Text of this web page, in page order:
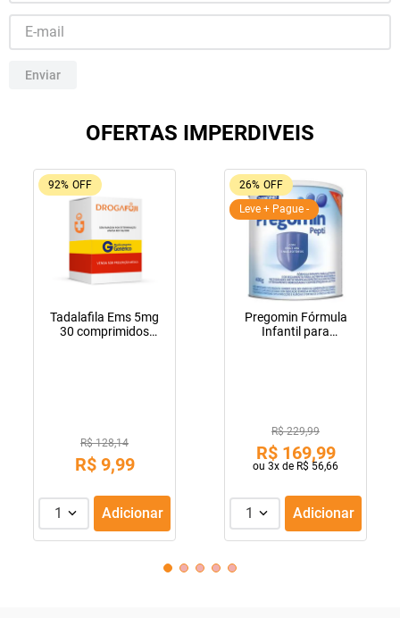
Enviar
OFERTAS IMPERDIVEIS
92% OFF
Tadalafila Ems 5mg
30 comprimidos
R$ 128,14
R$ 9,99
1 Adicionar
26% OFF
Leve + Pague -
Pregomin Fórmula
Infantil para
R$ 229,99
R$ 169,99
ou 3x de R$ 56,66
1 Adicionar
10º fraldas geriátricas